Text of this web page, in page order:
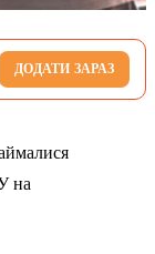
ДОДАТИ ЗАРАЗ
на